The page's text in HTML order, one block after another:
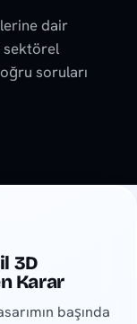
dair
sektörel
soruları
3D
Karar
başında